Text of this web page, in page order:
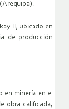
II, ubicado en
de producción
en minería en el
obra calificada,